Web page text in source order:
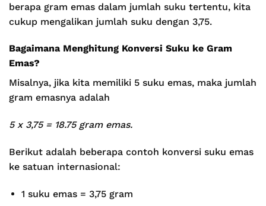
berapa gram emas dalam jumlah suku tertentu, kita
cukup mengalikan jumlah suku dengan 3,75.
Bagaimana Menghitung Konversi Suku ke Gram
Emas?
Misalnya, jika kita memiliki 5 suku emas, maka jumlah
gram emasnya adalah
5 x 3,75 = 18.75 gram emas.
Berikut adalah beberapa contoh konversi suku emas
ke satuan internasional:
1 suku emas = 3,75 gram